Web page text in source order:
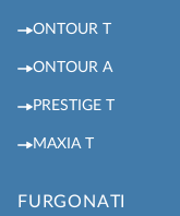
ONTOUR T
ONTOUR A
PRESTIGE T
MAXIA T
FURGONATI